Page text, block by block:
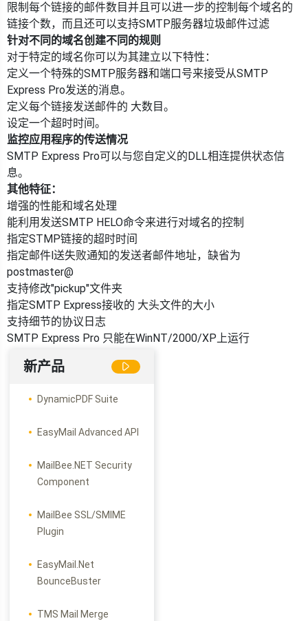
限制每个链接的邮件数目并且可以进一步的控制每个域名的
链接个数，而且还可以支持SMTP服务器垃圾邮件过滤
针对不同的域名创建不同的规则
对于特定的域名你可以为其建立以下特性：
定义一个特殊的SMTP服务器和端口号来接受从SMTP
Express Pro发送的消息。
定义每个链接发送邮件的 大数目。
设定一个超时时间。
监控应用程序的传送情况
SMTP Express Pro可以与您自定义的DLL相连提供状态信
息。
其他特征：
增强的性能和域名处理
能利用发送SMTP HELO命令来进行对域名的控制
指定STMP链接的超时时间
指定邮件l送失败通知的发送者邮件地址，缺省为
postmaster@
支持修改"pickup"文件夹
指定SMTP Express接收的 大头文件的大小
支持细节的协议日志
SMTP Express Pro 只能在WinNT/2000/XP上运行
新产品
DynamicPDF Suite
EasyMail Advanced API
MailBee.NET Security
Component
MailBee SSL/SMIME
Plugin
EasyMail.Net
BounceBuster
TMS Mail Merge